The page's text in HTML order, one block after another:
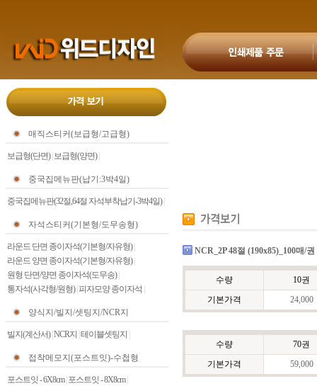
매직스티커(보급형/고급형)
보급형(단면)| 보급형(양면)|
중국집메뉴판(납기:3박4일)
중국집메뉴판(32절,64절 자석부착납기-3박4일)|
자석스티커(기본형/도무송형)
라운드 단면 종이자석(기본형/자유형)|
라운드 양면 종이자석(기본형/자유형)|
원형 단면/양면 종이자석(도무송)|
통자석(사각형/원형)| 피자모양 종이자석
양식지/빌지/셋팅지/NCR지
빌지(계산서)| NCR지 테이블셋팅지
접착메모지(포스트잇)-수첩형
포스트잇 - 6X8cm| 포스트잇 - 8X8cm|
NCR_2P 48절 (190x85)_100매/권
수량
10권
기본가격
24,000
수량
70권
기본가격
59,000